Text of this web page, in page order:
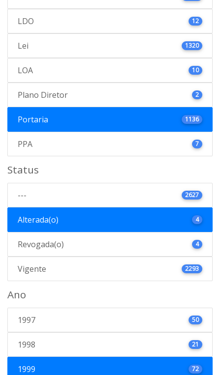
LDO 12
Lei 1320
LOA 10
Plano Diretor 2
Portaria 1136
PPA 7
Status
--- 2627
Alterada(o) 4
Revogada(o) 4
Vigente 2293
Ano
1997 50
1998 21
1999 72